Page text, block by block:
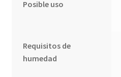
Posible uso
Requisitos de
humedad